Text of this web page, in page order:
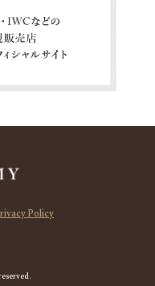
Policy